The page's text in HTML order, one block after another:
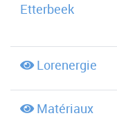
Etterbeek
Lorenergie
Matériaux